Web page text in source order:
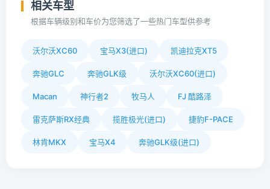
相关车型
根据车辆级别和车价为您筛选了一些热门车型供参考
沃尔沃XC60 宝马X3(进口) 凯迪拉克XT5
奔驰GLC 奔驰GLK级 沃尔沃XC60(进口)
Macan 神行者2 牧马人 FJ 酷路泽
雷克萨斯RX经典 揽胜极光(进口) 捷豹F-PACE
林肯MKX 宝马X4 奔驰GLK级(进口)